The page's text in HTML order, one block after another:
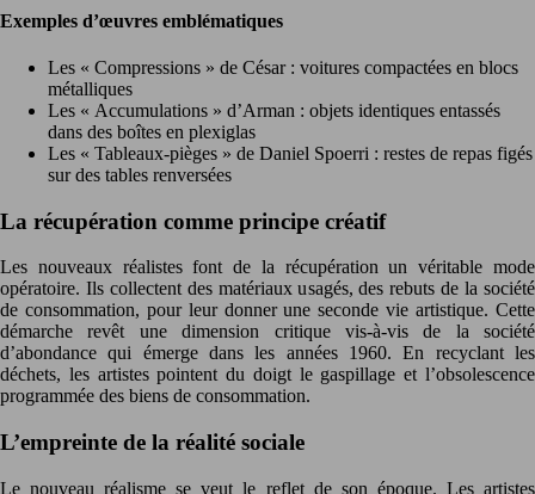
Exemples d’œuvres emblématiques
Les « Compressions » de César : voitures compactées en blocs
métalliques
Les « Accumulations » d’Arman : objets identiques entassés
dans des boîtes en plexiglas
Les « Tableaux-pièges » de Daniel Spoerri : restes de repas figés
sur des tables renversées
La récupération comme principe créatif
Les nouveaux réalistes font de la récupération un véritable mode
opératoire. Ils collectent des matériaux usagés, des rebuts de la société
de consommation, pour leur donner une seconde vie artistique. Cette
démarche revêt une dimension critique vis-à-vis de la société
d’abondance qui émerge dans les années 1960. En recyclant les
déchets, les artistes pointent du doigt le gaspillage et l’obsolescence
programmée des biens de consommation.
L’empreinte de la réalité sociale
Le nouveau réalisme se veut le reflet de son époque. Les artistes